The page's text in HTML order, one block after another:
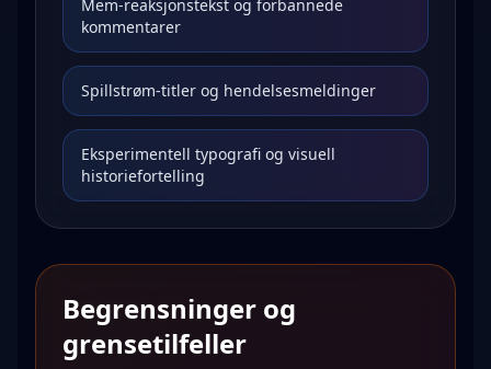
Mem-reaksjonstekst og forbannede
kommentarer
Spillstrøm-titler og hendelsesmeldinger
Eksperimentell typografi og visuell
historiefortelling
Begrensninger og
grensetilfeller